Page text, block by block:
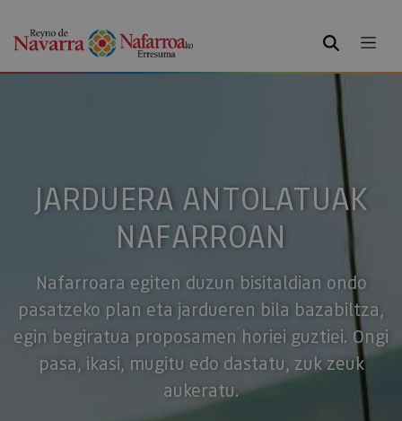
BILATU
JARDUERA ANTOLATUAK
NAFARROAN
Nafarroara egiten duzun bisitaldian ondo
pasatzeko plan eta jardueren bila bazabiltza,
egin begiratua proposamen horiei guztiei. Ongi
pasa, ikasi, mugitu edo dastatu, zuk zeuk
aukeratu.